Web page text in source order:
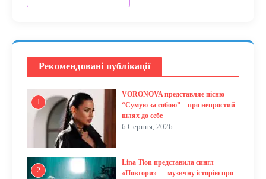
Рекомендовані публікації
1
VORONOVA представляє пісню
“Сумую за собою” – про непростий
шлях до себе
6 Серпня, 2026
2
Lina Tion представила сингл
«Повтори» — музичну історію про